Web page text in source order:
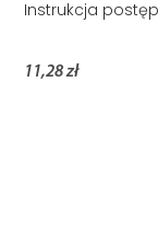
Instrukcja
11,28 zł